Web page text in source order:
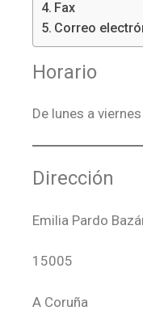
Fax
Correo
Horario
De lunes a
Dirección
Emilia Pardo
15005
A Coruña